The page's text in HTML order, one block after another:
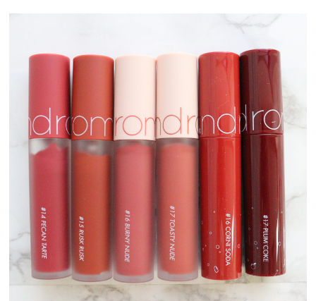
お問い合わせ